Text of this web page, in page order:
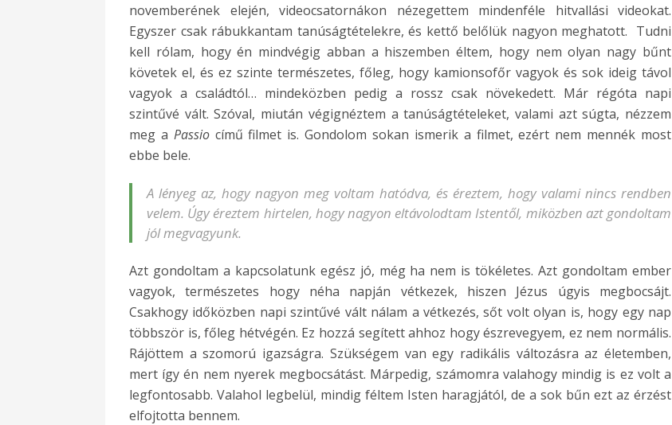
novemberének elején, videocsatornákon nézegettem mindenféle hitvallási videokat.
Egyszer csak rábukkantam tanúságtételekre, és kettő belőlük nagyon meghatott. Tudni
kell rólam, hogy én mindvégig abban a hiszemben éltem, hogy nem olyan nagy bűnt
követek el, és ez szinte természetes, főleg, hogy kamionsofőr vagyok és sok ideig távol
vagyok a családtól… mindeközben pedig a rossz csak növekedett. Már régóta napi
szintűvé vált. Szóval, miután végignéztem a tanúságtételeket, valami azt súgta, nézzem
meg a Passiocímű filmet is. Gondolom sokan ismerik a filmet, ezért nem mennék most
ebbe bele.
A lényeg az, hogy nagyon meg voltam hatódva, és éreztem, hogy valami nincs rendben
velem. Úgy éreztem hirtelen, hogy nagyon eltávolodtam Istentől, miközben azt gondoltam
jól megvagyunk.
Azt gondoltam a kapcsolatunk egész jó, még ha nem is tökéletes. Azt gondoltam ember
vagyok, természetes hogy néha napján vétkezek, hiszen Jézus úgyis megbocsájt.
Csakhogy időközben napi szintűvé vált nálam a vétkezés, sőt volt olyan is, hogy egy nap
többször is, főleg hétvégén. Ez hozzá segített ahhoz hogy észrevegyem, ez nem normális.
Rájöttem a szomorú igazságra. Szükségem van egy radikális változásra az életemben,
mert így én nem nyerek megbocsátást. Márpedig, számomra valahogy mindig is ez volt a
legfontosabb. Valahol legbelül, mindig féltem Isten haragjától, de a sok bűn ezt az érzést
elfojtotta bennem.